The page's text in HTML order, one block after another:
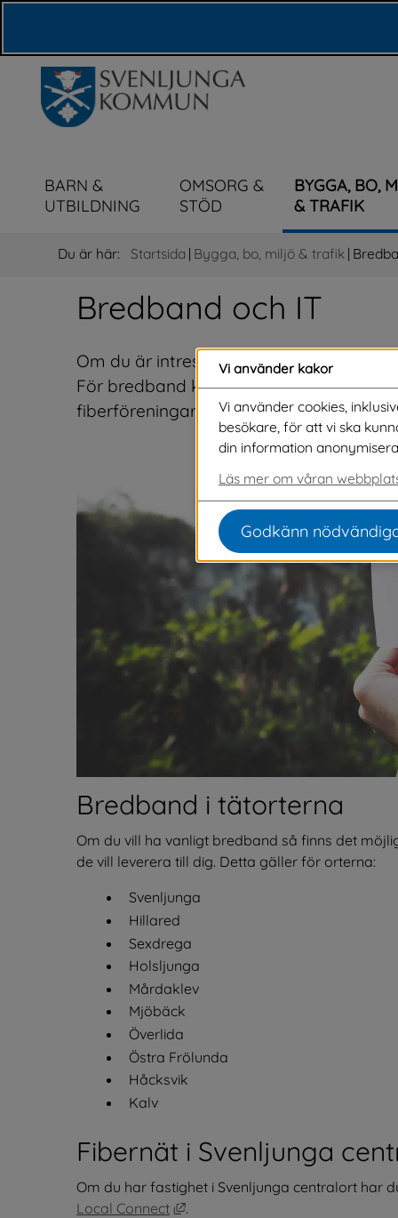
BARN &
UTBILDNING
OMSORG &
STÖD
BYGGA, BO,
& TRAFIK
Du är här: Startsida | Bygga, bo, miljö & trafik |
Bredband och IT
Om du är intresserad av bredband
För bredband kan du vända dig till
fiberföreningar.
Bredband i tätorterna
Om du vill ha vanligt bredband så finns det
de vill leverera till dig. Detta gäller för orterna:
Svenljunga
Hillared
Sexdrega
Holsljunga
Mårdaklev
Mjöbäck
Överlida
Östra Frölunda
Håcksvik
Kalv
Fibernät i Svenljunga
Local Connect Länk till annan webbplats,
.
Vi använder kakor
Vi använder cookies,
besökare, för att vi ska
din information
Läs mer om våran
Godkänn